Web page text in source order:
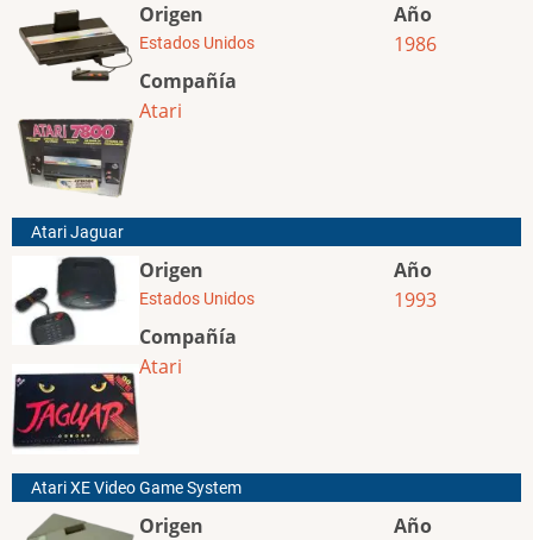
Origen
Estados Unidos
Compañía
Atari
Año
1986
Atari Jaguar
Origen
Estados Unidos
Compañía
Atari
Año
1993
Atari XE Video Game System
Origen
Año